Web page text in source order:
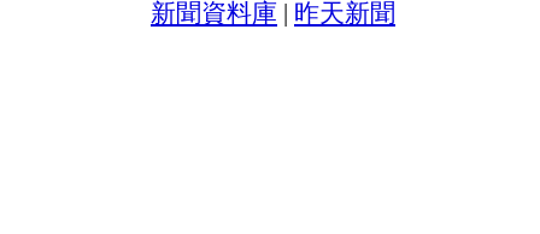
新聞資料庫 昨天新聞